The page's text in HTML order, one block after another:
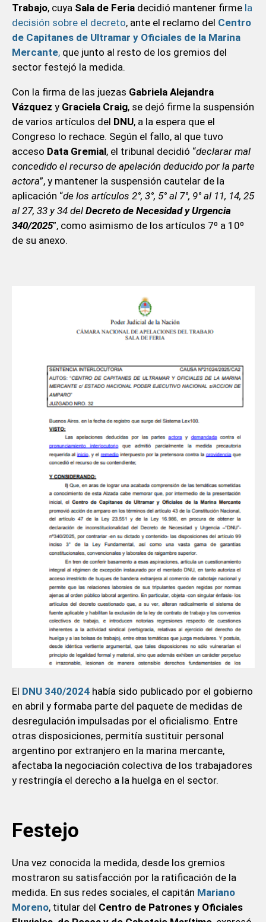
Trabajo, cuya Sala de Feriadecidió mantener firme la
decisión sobre el decreto, ante el reclamo del Centro
de Capitanes de Ultramar y Oficiales de la Marina
Mercante,que junto al resto de los gremios del
sector festejó la medida.
Con la firma de las juezas Gabriela Alejandra
Vázquez y Graciela Craig, se dejó firme la suspensión
de varios artículos del DNU, a la espera que el
Congreso lo rechace. Según el fallo, al que tuvo
acceso Data Gremial, el tribunal decidió “declarar mal
concedido el recurso de apelación deducido por la parte
actora”, y mantener la suspensión cautelar de la
aplicación “de los artículos 2°, 3°, 5° al 7°, 9° al 11, 14, 25
al 27, 33 y 34 del Decreto de Necesidad y Urgencia
340/2025”, como asimismo de los artículos 7º a 10º
de su anexo.
El DNU 340/2024había sido publicado por el gobierno
en abril y formaba parte del paquete de medidas de
desregulación impulsadas por el oficialismo. Entre
otras disposiciones, permitía sustituir personal
argentino por extranjero en la marina mercante,
afectaba la negociación colectiva de los trabajadores
y restringía el derecho a la huelga en el sector.
Festejo
Una vez conocida la medida, desde los gremios
mostraron su satisfacción por la ratificación de la
medida. En sus redes sociales, el capitán Mariano
Moreno, titular del Centro de Patrones y Oficiales